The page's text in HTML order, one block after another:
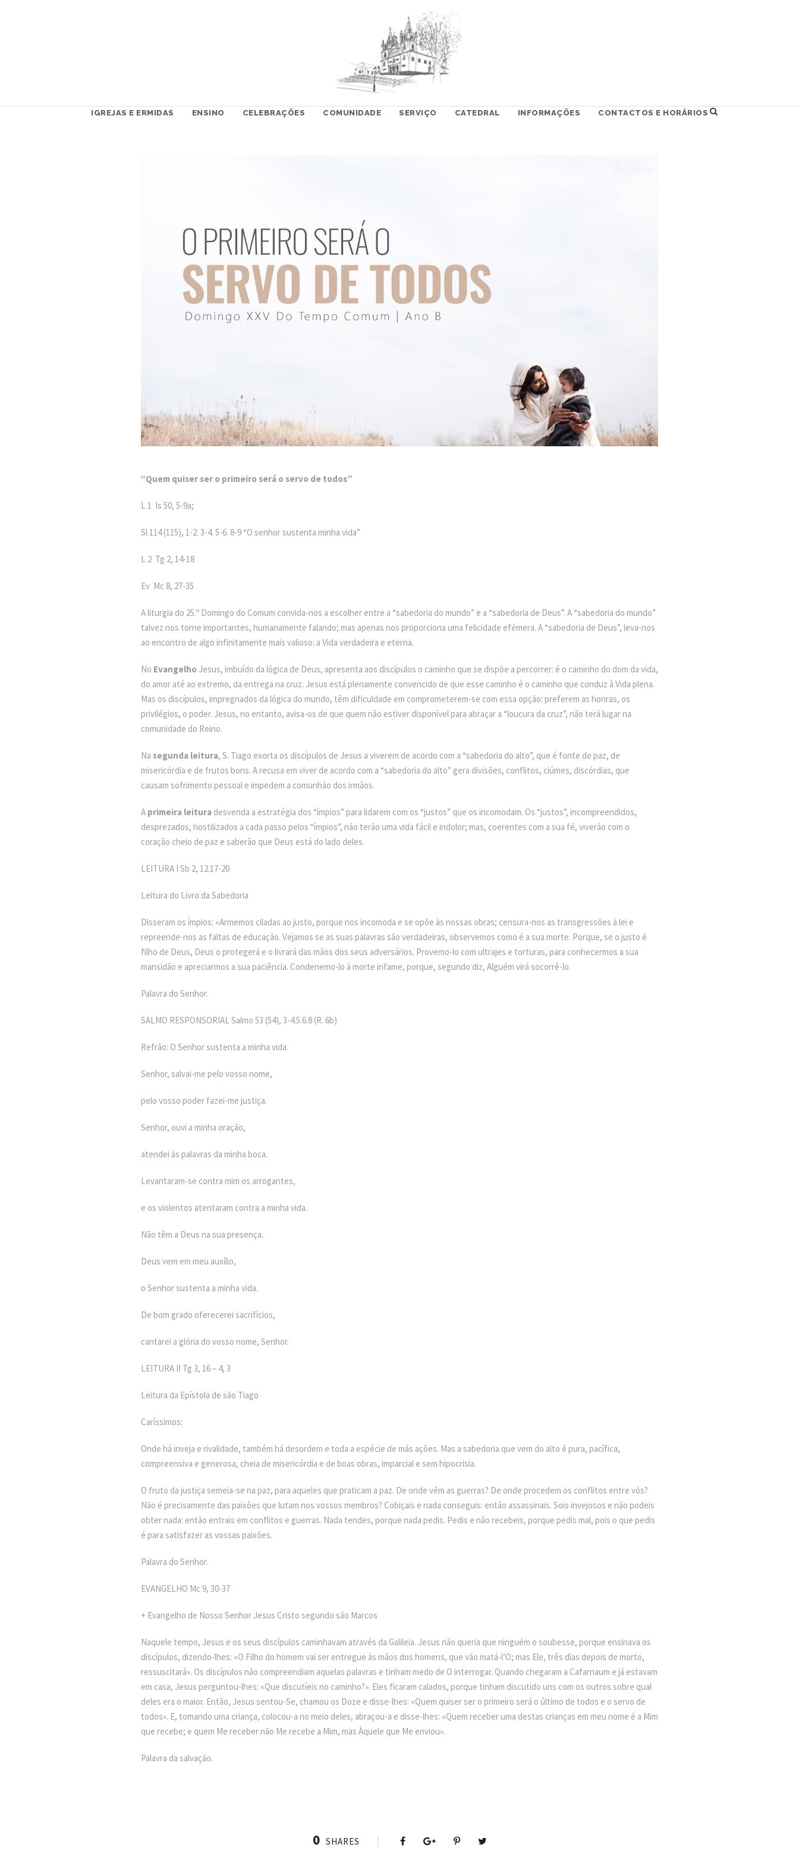
IGREJAS E ERMIDAS ENSINO CELEBRAÇÕES COMUNIDADE SERVIÇO CATEDRAL INFORMAÇÕES CONTACTOS E HORÁRIOS
“Quem quiser ser o primeiro será o servo de todos”
L 1 Is 50, 5-9a;
Sl 114 (115), 1-2. 3-4. 5-6. 8-9 “O senhor sustenta minha vida”
L 2 Tg 2, 14-18
Ev Mc 8, 27-35
A liturgia do 25.º Domingo do Comum convida-nos a escolher entre a “sabedoria do mundo” e a “sabedoria de Deus”. A “sabedoria do mundo”
talvez nos torne importantes, humanamente falando; mas apenas nos proporciona uma felicidade efémera. A “sabedoria de Deus”, leva-nos
ao encontro de algo infinitamente mais valioso: a Vida verdadeira e eterna.
No Evangelho Jesus, imbuído da lógica de Deus, apresenta aos discípulos o caminho que se dispõe a percorrer: é o caminho do dom da vida,
do amor até ao extremo, da entrega na cruz. Jesus está plenamente convencido de que esse caminho é o caminho que conduz à Vida plena.
Mas os discípulos, impregnados da lógica do mundo, têm dificuldade em comprometerem-se com essa opção: preferem as honras, os
privilégios, o poder. Jesus, no entanto, avisa-os de que quem não estiver disponível para abraçar a “loucura da cruz”, não terá lugar na
comunidade do Reino.
Na segunda leitura, S. Tiago exorta os discípulos de Jesus a viverem de acordo com a “sabedoria do alto”, que é fonte de paz, de
misericórdia e de frutos bons. A recusa em viver de acordo com a “sabedoria do alto” gera divisões, conflitos, ciúmes, discórdias, que
causam sofrimento pessoal e impedem a comunhão dos irmãos.
A primeira leitura desvenda a estratégia dos “ímpios” para lidarem com os “justos” que os incomodam. Os “justos”, incompreendidos,
desprezados, hostilizados a cada passo pelos “ímpios”, não terão uma vida fácil e indolor; mas, coerentes com a sua fé, viverão com o
coração cheio de paz e saberão que Deus está do lado deles.
LEITURA I Sb 2, 12.17-20
Leitura do Livro da Sabedoria
Disseram os ímpios: «Armemos ciladas ao justo, porque nos incomoda e se opõe às nossas obras; censura-nos as transgressões à lei e
repreende-nos as faltas de educação. Vejamos se as suas palavras são verdadeiras, observemos como é a sua morte. Porque, se o justo é
filho de Deus, Deus o protegerá e o livrará das mãos dos seus adversários. Provemo-lo com ultrajes e torturas, para conhecermos a sua
mansidão e apreciarmos a sua paciência. Condenemo-lo à morte infame, porque, segundo diz, Alguém virá socorrê-lo.
Palavra do Senhor.
SALMO RESPONSORIAL Salmo 53 (54), 3-4.5.6.8 (R. 6b)
Refrão: O Senhor sustenta a minha vida.
Senhor, salvai-me pelo vosso nome,
pelo vosso poder fazei-me justiça.
Senhor, ouvi a minha oração,
atendei às palavras da minha boca.
Levantaram-se contra mim os arrogantes,
e os violentos atentaram contra a minha vida.
Não têm a Deus na sua presença.
Deus vem em meu auxílio,
o Senhor sustenta a minha vida.
De bom grado oferecerei sacrifícios,
cantarei a glória do vosso nome, Senhor.
LEITURA II Tg 3, 16 – 4, 3
Leitura da Epístola de são Tiago
Caríssimos:
Onde há inveja e rivalidade, também há desordem e toda a espécie de más ações. Mas a sabedoria que vem do alto é pura, pacífica,
compreensiva e generosa, cheia de misericórdia e de boas obras, imparcial e sem hipocrisia.
O fruto da justiça semeia-se na paz, para aqueles que praticam a paz. De onde vêm as guerras? De onde procedem os conflitos entre vós?
Não é precisamente das paixões que lutam nos vossos membros? Cobiçais e nada conseguis: então assassinais. Sois invejosos e não podeis
obter nada: então entrais em conflitos e guerras. Nada tendes, porque nada pedis. Pedis e não recebeis, porque pedis mal, pois o que pedis
é para satisfazer as vossas paixões.
Palavra do Senhor.
EVANGELHO Mc 9, 30-37
+ Evangelho de Nosso Senhor Jesus Cristo segundo são Marcos
Naquele tempo, Jesus e os seus discípulos caminhavam através da Galileia. Jesus não queria que ninguém o soubesse, porque ensinava os
discípulos, dizendo-lhes: «O Filho do homem vai ser entregue às mãos dos homens, que vão matá-l’O; mas Ele, três dias depois de morto,
ressuscitará». Os discípulos não compreendiam aquelas palavras e tinham medo de O interrogar. Quando chegaram a Cafarnaum e já estavam
em casa, Jesus perguntou-lhes: «Que discutíeis no caminho?». Eles ficaram calados, porque tinham discutido uns com os outros sobre qual
deles era o maior. Então, Jesus sentou-Se, chamou os Doze e disse-lhes: «Quem quiser ser o primeiro será o último de todos e o servo de
todos». E, tomando uma criança, colocou-a no meio deles, abraçou-a e disse-lhes: «Quem receber uma destas crianças em meu nome é a Mim
que recebe; e quem Me receber não Me recebe a Mim, mas Àquele que Me enviou».
Palavra da salvação.
0 SHARES